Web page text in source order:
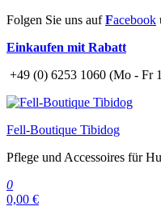
Zum
springen
Folgen Sie uns aufFacebook
Einkaufen mit Rabatt
+49 (0) 6253 1060 (Mo - Fr
Fell-Boutique Tibidog
Pflege und Accessoires für
0
0,00 €